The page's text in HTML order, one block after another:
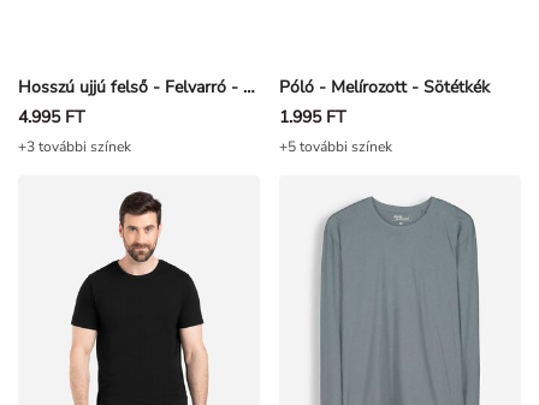
Hosszú ujjú felső - Felvarró - Bézs
4.995 FT
+3 további színek
Póló - Melírozott - Sötétkék
1.995 FT
+5 további színek